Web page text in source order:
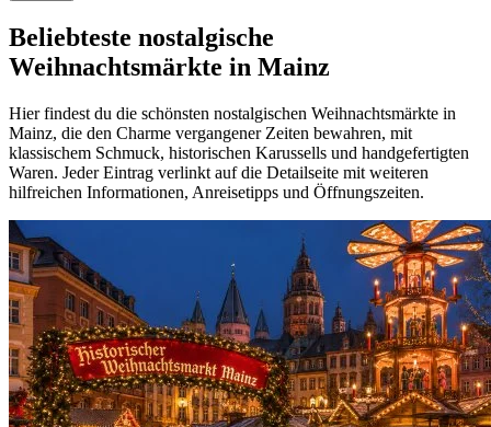
Beliebteste nostalgische
Weihnachtsmärkte in Mainz
Hier findest du die schönsten nostalgischen Weihnachtsmärkte in
Mainz, die den Charme vergangener Zeiten bewahren, mit
klassischem Schmuck, historischen Karussells und handgefertigten
Waren. Jeder Eintrag verlinkt auf die Detailseite mit weiteren
hilfreichen Informationen, Anreisetipps und Öffnungszeiten.